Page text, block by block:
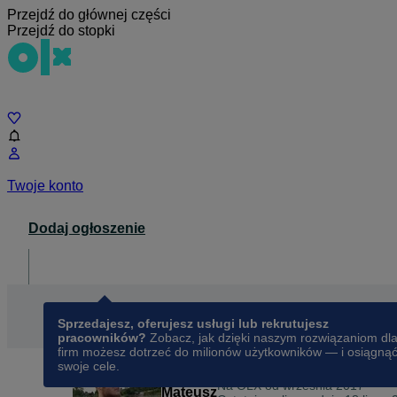
Przejdź do głównej części
Przejdź do stopki
Twoje konto
Dodaj ogłoszenie
Sprzedajesz, oferujesz usługi lub rekrutujesz
pracowników? Zobacz, jak dzięki naszym rozwiązaniom dla
firm możesz dotrzeć do milionów użytkowników — i osiągnąć
swoje cele.
MateuszNa OLX odwrześnia 2017